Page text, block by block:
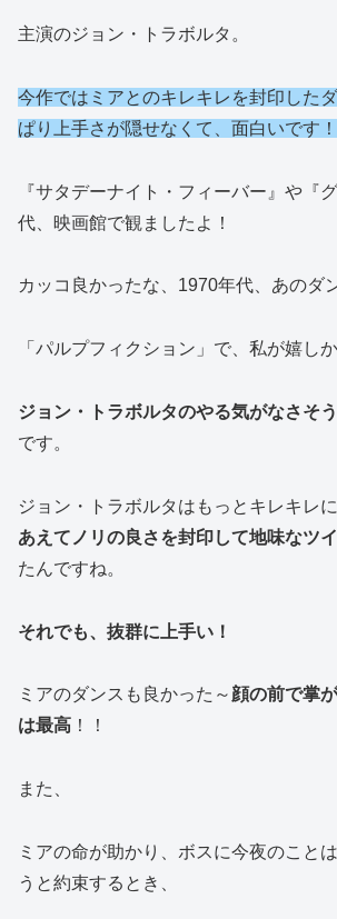
主演のジョン・トラボルタ。
今作ではミアとのキレキレを封印した
ぱり上手さが隠せなくて、面白いです！
『サタデーナイト・フィーバー』や『
代、映画館で観ましたよ！
カッコ良かったな、1970年代、あのダ
「パルプフィクション」で、私が嬉し
ジョン・トラボルタのやる気がなさそ
です。
ジョン・トラボルタはもっとキレキレ
あえてノリの良さを封印して地味なツ
たんですね。
それでも、抜群に上手い！
ミアのダンスも良かった～ 顔の前で掌
は最高 ！！
また、
ミアの命が助かり、ボスに今夜のこと
うと約束するとき、